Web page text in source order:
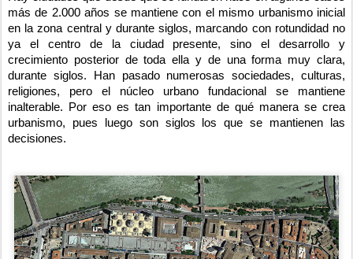
más de 2.000 años se mantiene con el mismo urbanismo inicial
en la zona central y durante siglos, marcando con rotundidad no
ya el centro de la ciudad presente, sino el desarrollo y
crecimiento posterior de toda ella y de una forma muy clara,
durante siglos. Han pasado numerosas sociedades, culturas,
religiones, pero el núcleo urbano fundacional se mantiene
inalterable. Por eso es tan importante de qué manera se crea
urbanismo, pues luego son siglos los que se mantienen las
decisiones.